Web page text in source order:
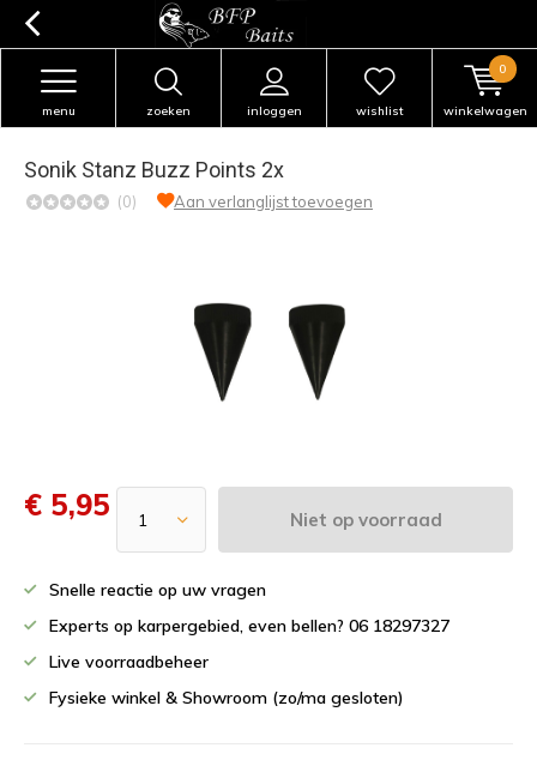
zoeken inloggen
menu wishlist winkelwagen
0
Sonik Stanz Buzz Points 2x
(0) Aan verlanglijst toevoegen
€ 5,95 Niet op voorraad
Snelle reactie op uw vragen
Experts op karpergebied, even bellen? 06 18297327
Live voorraadbeheer
Fysieke winkel & Showroom (zo/ma gesloten)